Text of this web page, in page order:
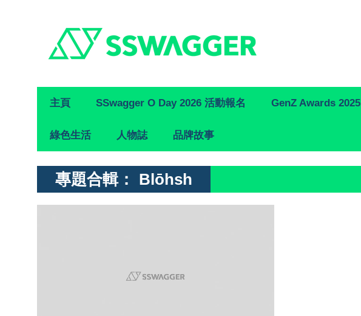
Primary
Navigation
主頁 SSwagger O Day 2026 活動報名 GenZ Awards 2025
綠色生活 人物誌 品牌故事
專題合輯： Blōhsh